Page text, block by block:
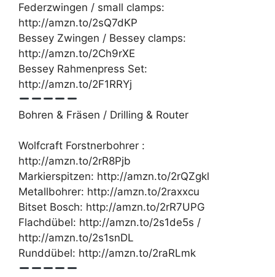
Federzwingen / small clamps:
http://amzn.to/2sQ7dKP
Bessey Zwingen / Bessey clamps:
http://amzn.to/2Ch9rXE
Bessey Rahmenpress Set:
http://amzn.to/2F1RRYj
Bohren & Fräsen / Drilling & Router
Wolfcraft Forstnerbohrer :
http://amzn.to/2rR8Pjb
Markierspitzen: http://amzn.to/2rQZgkl
Metallbohrer: http://amzn.to/2raxxcu
Bitset Bosch: http://amzn.to/2rR7UPG
Flachdübel: http://amzn.to/2s1de5s /
http://amzn.to/2s1snDL
Runddübel: http://amzn.to/2raRLmk